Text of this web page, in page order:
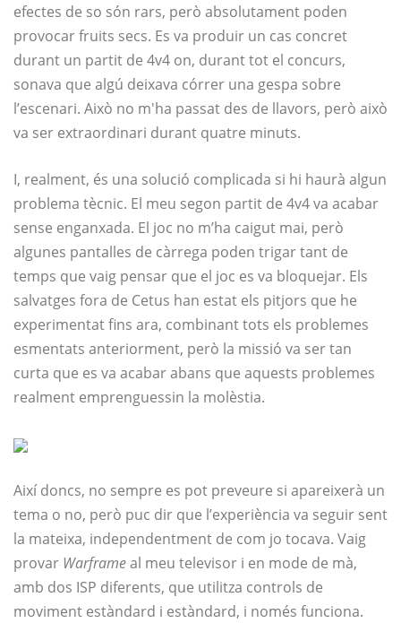
efectes de so són rars, però absolutament poden
provocar fruits secs. Es va produir un cas concret
durant un partit de 4v4 on, durant tot el concurs,
sonava que algú deixava córrer una gespa sobre
l’escenari. Això no m'ha passat des de llavors, però això
va ser extraordinari durant quatre minuts.
I, realment, és una solució complicada si hi haurà algun
problema tècnic. El meu segon partit de 4v4 va acabar
sense enganxada. El joc no m’ha caigut mai, però
algunes pantalles de càrrega poden trigar tant de
temps que vaig pensar que el joc es va bloquejar. Els
salvatges fora de Cetus han estat els pitjors que he
experimentat fins ara, combinant tots els problemes
esmentats anteriorment, però la missió va ser tan
curta que es va acabar abans que aquests problemes
realment emprenguessin la molèstia.
Així doncs, no sempre es pot preveure si apareixerà un
tema o no, però puc dir que l’experiència va seguir sent
la mateixa, independentment de com jo tocava. Vaig
provar Warframeal meu televisor i en mode de mà,
amb dos ISP diferents, que utilitza controls de
moviment estàndard i estàndard, i només funciona.